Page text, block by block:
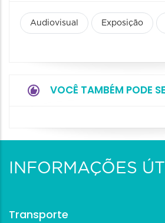
Audiovisual Exposição
VOCÊ TAMBÉM PODE
INFORMAÇÕES
Transporte